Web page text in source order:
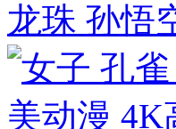
龙珠 孙悟